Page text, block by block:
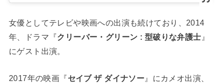
女優としてテレビや映画への出演も続けており、2014
年、ドラマ『クリーバー・グリーン : 型破りな弁護士 』
にゲスト出演。
2017年の映画『セイブ ザ ダイナソー 』にカメオ出演、